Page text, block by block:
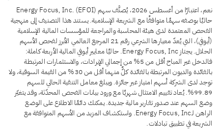
نعم، اعتبارًا من أغسطس 2026، يُصنَّف سهم Energy Focus, Inc. (EFOI)
حاليًا بوصفه سهمًا متوافقًا مع الشريعة الإسلامية. يستند هذا التصنيف إلى منهجية
الفحص المعتمدة لدى هيئة المحاسبة والمراجعة للمؤسسات المالية الإسلامية
(أيوفي)، التي يُعدّ معيارها الشرعي رقم 21 المرجع العالمي الأبرز لفحص الأسهم
الحلال. يجتاز Energy Focus, Inc. حاليًا معايير أيوفي المالية الأربعة كاملة:
فالدخل غير المباح أقل من 5% من إجمالي الإيرادات، والاستثمارات المرتبطة
بالفائدة والديون المرتبطة بالفائدة كلٌّ منهما أقل من 30% من القيمة السوقية، ولا
توجد لدى الشركة أسهم امتياز غير جائزة. ويبلغ معامل التنقية الحالي للسهم
99.89%. يُعاد تقييم الامتثال شهريًا مع ورود بيانات الفحص المحدّثة، وقد يتغيّر
وضع السهم عند صدور تقارير مالية جديدة. يمكنك دائمًا الاطلاع على الوضع
الراهن لـEnergy Focus, Inc. واستكشاف المزيد من الأسهم المتوافقة مع
الشريعة في تطبيق تبادلات.